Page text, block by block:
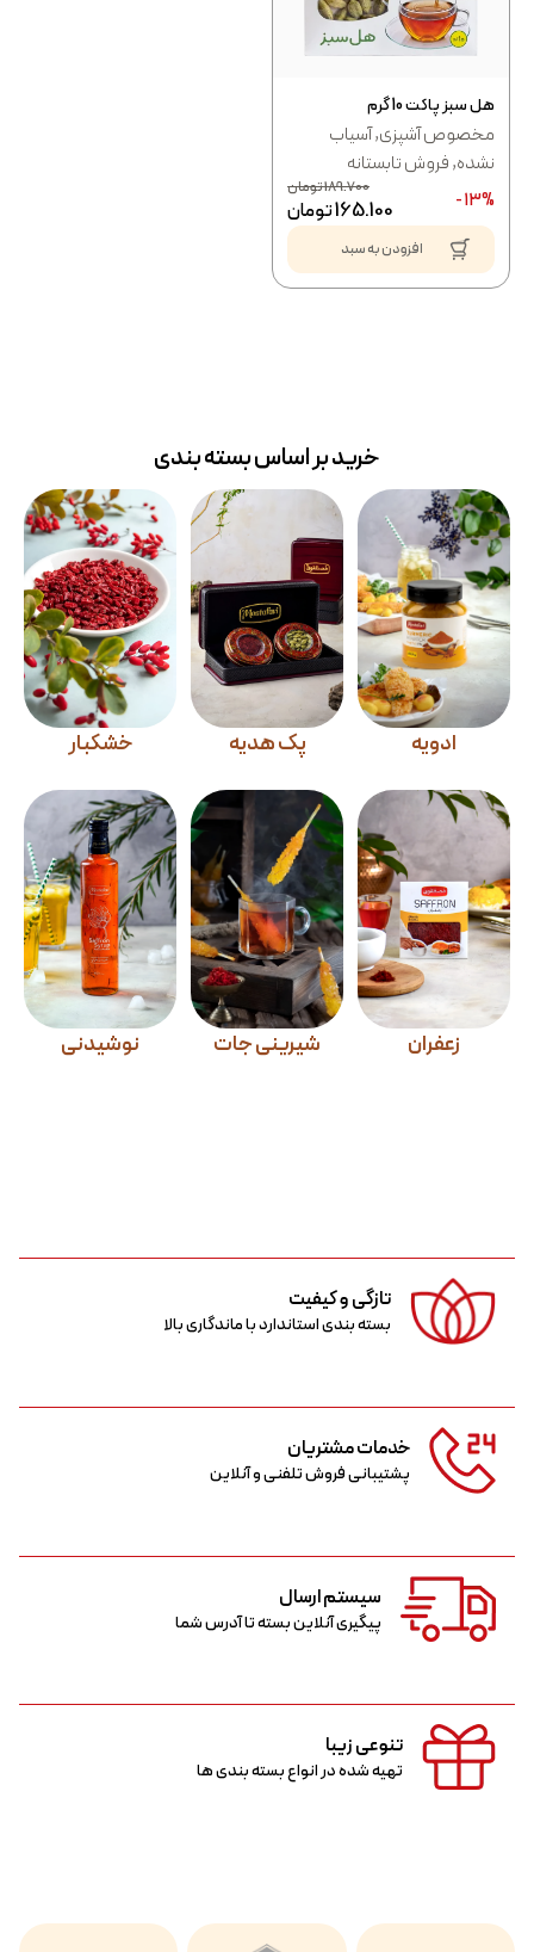
هل سبز پاکت 10 گرم
مخصوص آشپزی,آسیاب
نشده,فروش تابستانه
13% -
189.700تومان
165.100تومان
افزودن به سبد
خرید بر اساس بسته بندی
ادویه پک هدیه خشکبار
زعفران شیرینی جات نوشیدنی
تازگی و کیفیت
بسته بندی استاندارد با ماندگاری بالا
خدمات مشتریان
پشتیبانی فروش تلفنی و آنلاین
سیستم ارسال
پیگیری آنلاین بسته تا آدرس شما
تنوعی زیبا
تهیه شده در انواع بسته بندی ها